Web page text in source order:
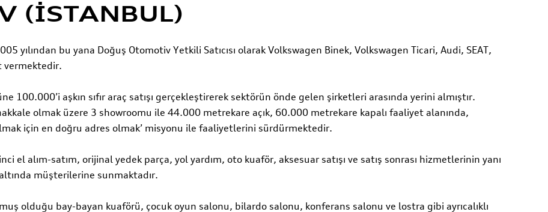
(İSTANBUL)
yılından bu yana Doğuş Otomotiv Yetkili Satıcısı olarak Volkswagen Binek, Volkswagen Ticari, Audi, SEAT,
vermektedir.
100.000’i aşkın sıfır araç satışı gerçekleştirerek sektörün önde gelen şirketleri arasında yerini almıştır.
olmak üzere 3 showroomu ile 44.000 metrekare açık, 60.000 metrekare kapalı faaliyet alanında,
için en doğru adres olmak’ misyonu ile faaliyetlerini sürdürmektedir.
el alım-satım, orijinal yedek parça, yol yardım, oto kuaför, aksesuar satışı ve satış sonrası hizmetlerinin yanı
müşterilerine sunmaktadır.
olduğu bay-bayan kuaförü, çocuk oyun salonu, bilardo salonu, konferans salonu ve lostra gibi ayrıcalıklı